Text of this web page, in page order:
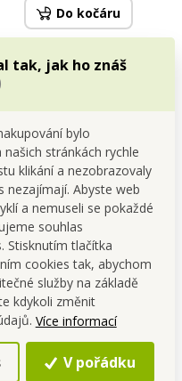
tak, jak ho znáš
bylo
stránkách rychle
klikání a nezobrazovaly
nezajímají. Abyste web
a nemuseli se pokaždé
souhlas
Stisknutím tlačítka
cookies tak, abychom
služby na základě
kdykoli změnit
Více informací
V pořádku
Do kočáru
Skladem
SUPREME 510 mg | 50
% polysacharidů + 20 %
beta-glukanů | imunita,
& antioxidanty | 90
kapslí
Cena pro tebe
599,00 Kč
Do kočáru
Skladem